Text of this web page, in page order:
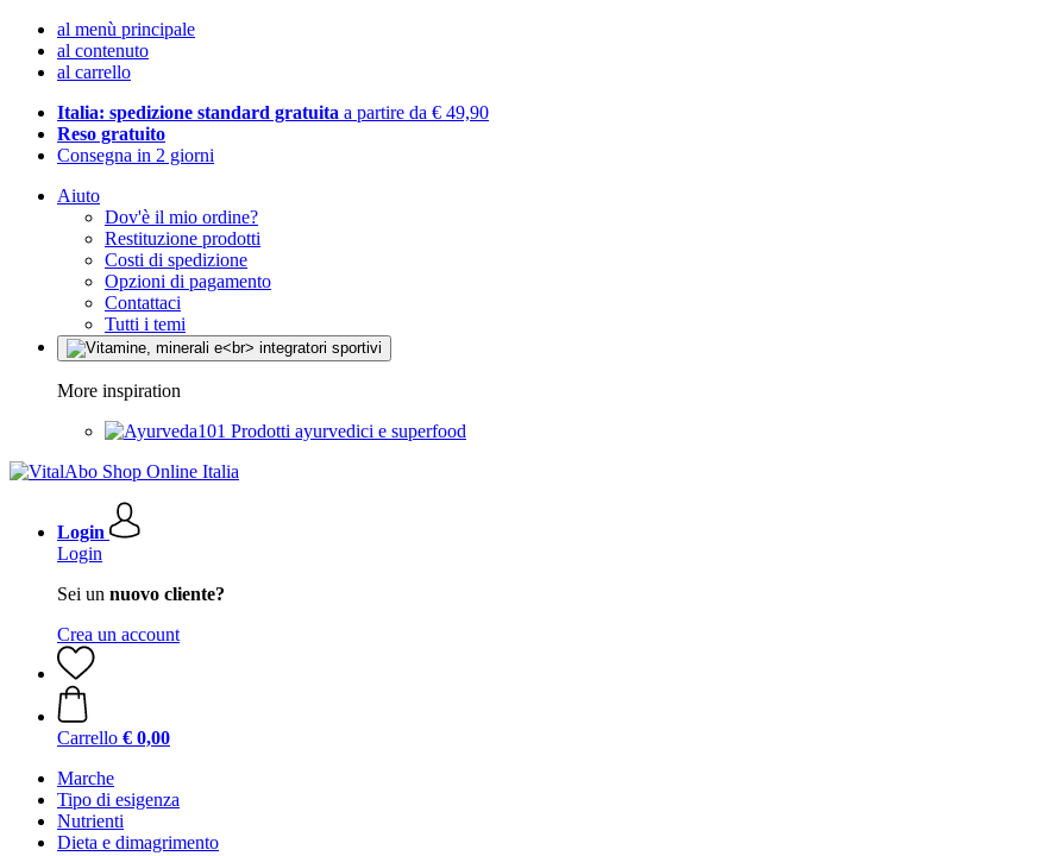
al menù principale
al contenuto
al carrello
Italia: spedizione standard gratuita a partire da € 49,90
Reso gratuito
Consegna in 2 giorni
Aiuto
Dov'è il mio ordine?
Restituzione prodotti
Costi di spedizione
Opzioni di pagamento
Contattaci
Tutti i temi
More inspiration
Prodotti ayurvedici e superfood
Login
Login
Sei un nuovo cliente?
Crea un account
Carrello € 0,00
Marche
Tipo di esigenza
Nutrienti
Dieta e dimagrimento